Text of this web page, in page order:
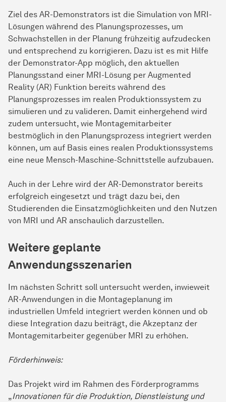
Ziel des AR-Demonstrators ist die Simulation von MRI-
Lösungen während des Planungsprozesses, um
Schwachstellen in der Planung frühzeitig aufzudecken
und entsprechend zu korrigieren. Dazu ist es mit Hilfe
der Demonstrator-App möglich, den aktuellen
Planungsstand einer MRI-Lösung per Augmented
Reality (AR) Funktion bereits während des
Planungsprozesses im realen Produktionssystem zu
simulieren und zu valideren. Damit einhergehend wird
zudem untersucht, wie Montagemitarbeiter
bestmöglich in den Planungsprozess integriert werden
können, um auf Basis eines realen Produktionssystems
eine neue Mensch-Maschine-Schnittstelle aufzubauen.
Auch in der Lehre wird der AR-Demonstrator bereits
erfolgreich eingesetzt und trägt dazu bei, den
Studierenden die Einsatzmöglichkeiten und den Nutzen
von MRI und AR anschaulich darzustellen.
Weitere geplante
Anwendungsszenarien
Im nächsten Schritt soll untersucht werden, inwieweit
AR-Anwendungen in die Montageplanung im
industriellen Umfeld integriert werden können und ob
diese Integration dazu beiträgt, die Akzeptanz der
Montagemitarbeiter gegenüber MRI zu erhöhen.
Förderhinweis:
Das Projekt wird im Rahmen des Förderprogramms
„Innovationen für die Produktion, Dienstleistung und